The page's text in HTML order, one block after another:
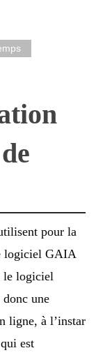
pour la
logiciel GAIA
le logiciel
une
ligne, à l’instar
est